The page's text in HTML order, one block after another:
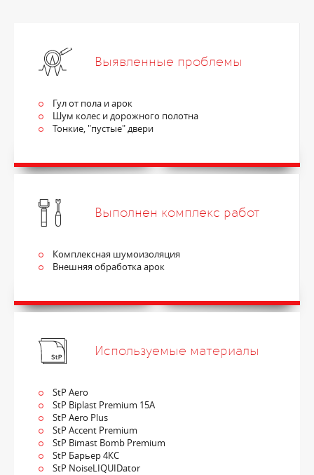
Выявленные проблемы
Гул от пола и арок
Шум колес и дорожного полотна
Тонкие, "пустые" двери
Выполнен комплекс работ
Комплексная шумоизоляция
Внешняя обработка арок
Используемые материалы
StP Aero
StP Biplast Premium 15A
StP Aero Plus
StP Accent Premium
StP Bimast Bomb Premium
StP Барьер 4КС
StP NoiseLIQUIDator